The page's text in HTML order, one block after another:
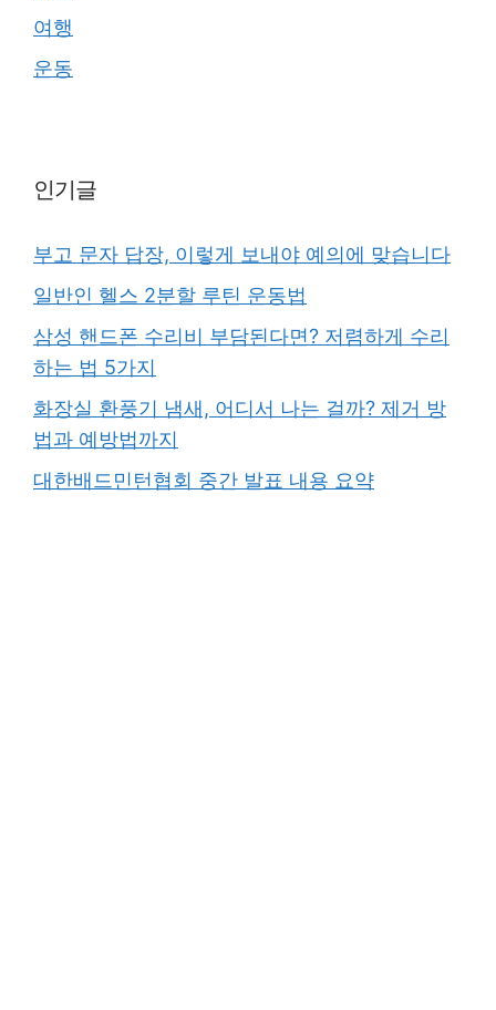
여행
운동
인기글
부고 문자 답장, 이렇게 보내야 예의에 맞습니다
일반인 헬스 2분할 루틴 운동법
삼성 핸드폰 수리비 부담된다면? 저렴하게 수리
하는 법 5가지
화장실 환풍기 냄새, 어디서 나는 걸까? 제거 방
법과 예방법까지
대한배드민턴협회 중간 발표 내용 요약